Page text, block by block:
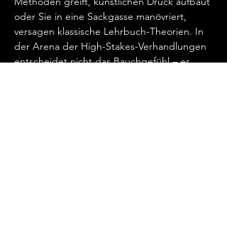
oder Sie in eine Sackgasse manövriert,
versagen klassische Lehrbuch-Theorien. In
der Arena der High-Stakes-Verhandlungen
entscheidet nicht das Bauchgefühl – es